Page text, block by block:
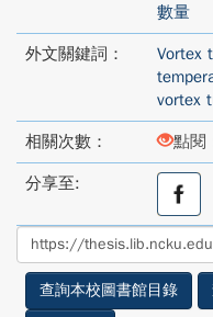
數量
外文關鍵詞： Vortex
vortex
相關次數： 點閱
分享至:
分
至
查詢本校圖書館目錄